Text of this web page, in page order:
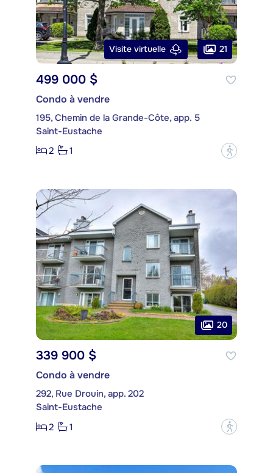
Visite virtuelle 21
499 000 $
Condo à vendre
195, Chemin de la Grande-Côte, app. 5
Saint-Eustache
2
1 ?
20
339 900 $
Condo à vendre
292, Rue Drouin, app. 202
Saint-Eustache
2
1 ?